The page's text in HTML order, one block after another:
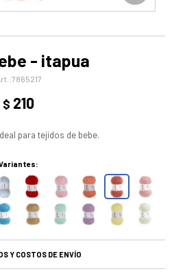
- itapua
7865217
$ 210
para tejidos de bebe.
Y COSTOS DE ENVÍO